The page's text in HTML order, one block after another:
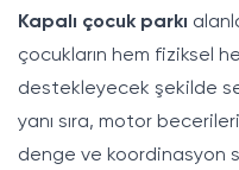
Kapalı çocuk parkı
çocukların hem fiziksel
destekleyecek şekilde
yanı sıra, motor
denge ve koordinasyon